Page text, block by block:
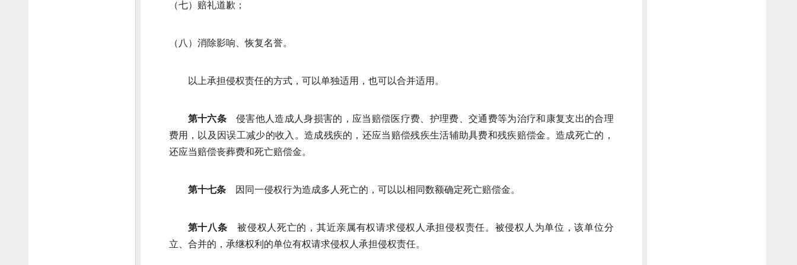
（七）赔礼道歉；
（八）消除影响、恢复名誉。
以上承担侵权责任的方式，可以单独适用，也可以合并适用。
第十六条侵害他人造成人身损害的，应当赔偿医疗费、护理费、交通费等为治疗和康复支出的合理
费用，以及因误工减少的收入。造成残疾的，还应当赔偿残疾生活辅助具费和残疾赔偿金。造成死亡的，
还应当赔偿丧葬费和死亡赔偿金。
第十七条 因同一侵权行为造成多人死亡的，可以以相同数额确定死亡赔偿金。
第十八条被侵权人死亡的，其近亲属有权请求侵权人承担侵权责任。被侵权人为单位，该单位分
立、合并的，承继权利的单位有权请求侵权人承担侵权责任。